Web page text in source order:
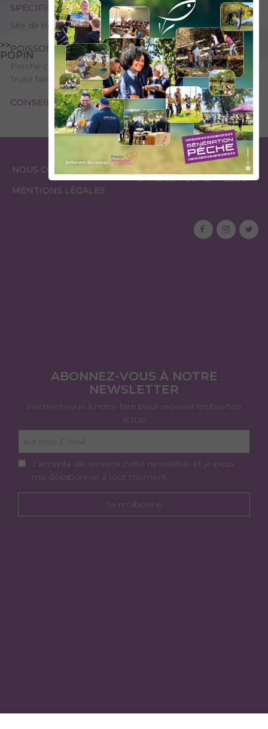
>>
POPIN
SPÉCIFICITÉS
Site de pêche - 1ère catégorie, Domaine public
POISSONS PRÉSENTS
Perche commune, Truite arc-en-ciel, Omble chevalier,
Truite fario
CONSEILS DE PÊCHE
NOUS CONTACTER
MENTIONS LÉGALES
GARDES PÊCHE
ESPACE
ÉLUS
ABONNEZ-VOUS À NOTRE
NEWSLETTER
Inscrivez-vous à notre liste pour recevoir toutes nos
actus!
J’accepte de recevoir cette newsletter et je peux
me désabonner à tout moment.
Je m'abonne